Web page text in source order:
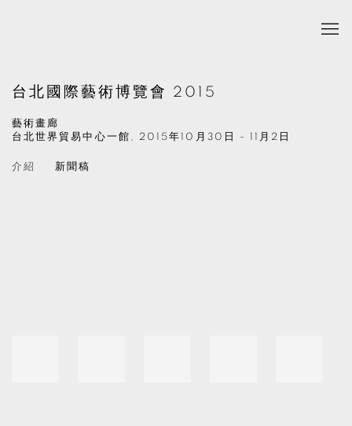
台北國際藝術博覽會 2015
藝術畫廊
台北世界貿易中心一館, 2015年10月30日 - 11月2日
介紹 新聞稿